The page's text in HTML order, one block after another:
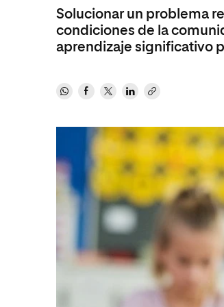
Comunicación y
Ciencias Políticas y Relaciones
Internacionales
Ciencias Criminológicas y de la
Humanidades
Música
Ciencias Sociales
Ciencias
Humanidades
Economía y
Solucionar un problema
condiciones de la
aprendizaje significativo